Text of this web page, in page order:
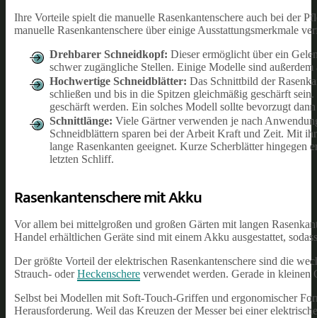
Ihre Vorteile spielt die manuelle Rasenkantenschere auch bei der
manuelle Rasenkantenschere über einige Ausstattungsmerkmale
Drehbarer Schneidkopf: Dieser ermöglicht über ein
schwer zugängliche Stellen. Einige Modelle sind
Hochwertige Schneidblätter: Das Schnittbild der
schließen und bis in die Spitzen gleichmäßig geschärft
geschärft werden. Ein solches Modell sollte bevorzugt
Schnittlänge: Viele Gärtner verwenden je nach
Schneidblättern sparen bei der Arbeit Kraft und Zeit. Mit
lange Rasenkanten geeignet. Kurze Scherblätter hingegen
letzten Schliff.
Rasenkantenschere mit Akku
Vor allem bei mittelgroßen und großen Gärten mit langen
Handel erhältlichen Geräte sind mit einem Akku ausgestattet,
Der größte Vorteil der elektrischen Rasenkantenschere sind die
Strauch- oderHeckenschere verwendet werden. Gerade in kleinen
Selbst bei Modellen mit Soft-Touch-Griffen und ergonomischer
Herausforderung. Weil das Kreuzen der Messer bei einer